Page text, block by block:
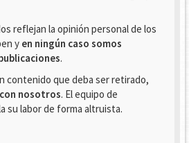
reflejan la opinión personal de los
y en ningún caso somos
.
contenido que deba ser retirado,
nosotros. El equipo de
su labor de forma altruista.